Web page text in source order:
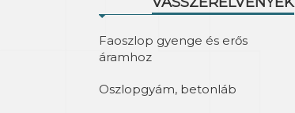
Faoszlop gyenge és erős
áramhoz
Oszlopgyám, betonláb